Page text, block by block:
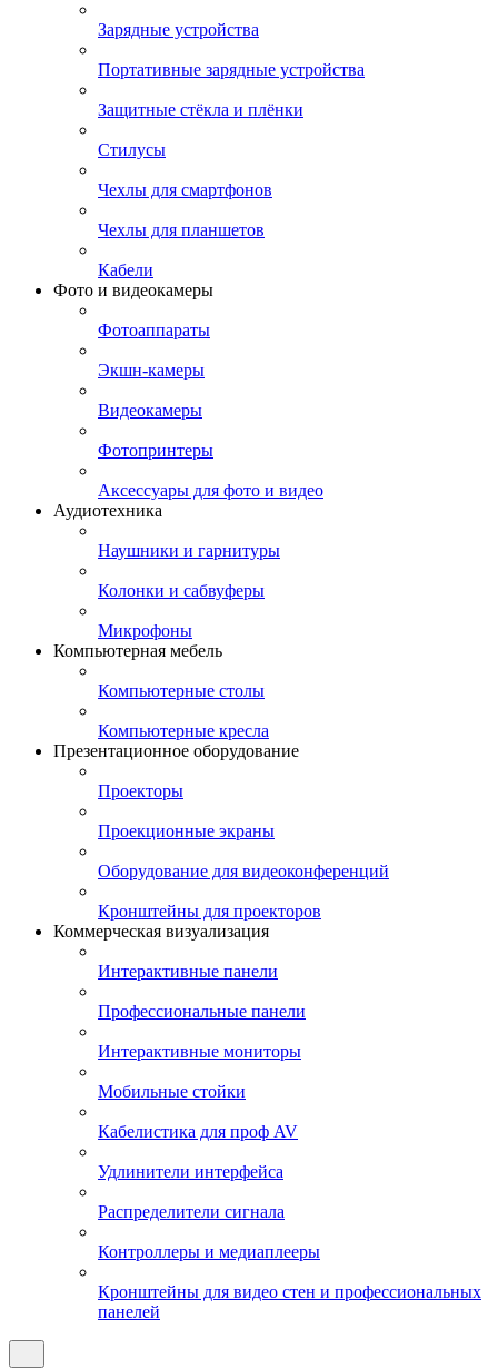
Зарядные устройства
Портативные зарядные устройства
Защитные стёкла и плёнки
Стилусы
Чехлы для смартфонов
Чехлы для планшетов
Кабели
Фото и видеокамеры
Фотоаппараты
Экшн-камеры
Видеокамеры
Фотопринтеры
Аксессуары для фото и видео
Аудиотехника
Наушники и гарнитуры
Колонки и сабвуферы
Микрофоны
Компьютерная мебель
Компьютерные столы
Компьютерные кресла
Презентационное оборудование
Проекторы
Проекционные экраны
Оборудование для видеоконференций
Кронштейны для проекторов
Коммерческая визуализация
Интерактивные панели
Профессиональные панели
Интерактивные мониторы
Мобильные стойки
Кабелистика для проф AV
Удлинители интерфейса
Распределители сигнала
Контроллеры и медиаплееры
Кронштейны для видео стен и профессиональных
панелей